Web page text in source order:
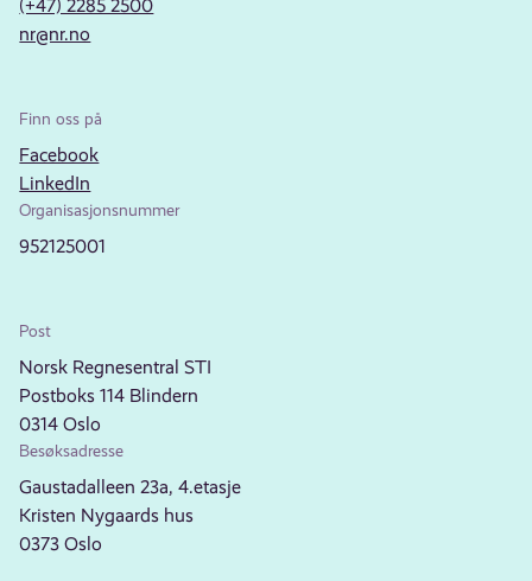
(+47) 2285 2500
nr@nr.no
Finn oss på
Facebook
LinkedIn
Organisasjonsnummer
952125001
Post
Norsk Regnesentral STI
Postboks 114 Blindern
0314 Oslo
Besøksadresse
Gaustadalleen 23a, 4.etasje
Kristen Nygaards hus
0373 Oslo